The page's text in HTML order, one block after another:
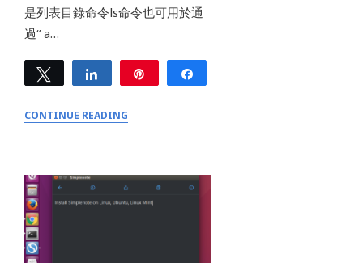
是列表目錄命令ls命令也可用於通
過“ a…
Tweet Share
CONTINUE READING